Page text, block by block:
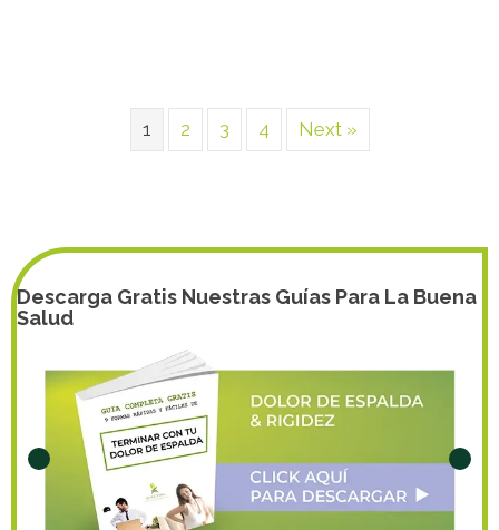
1 2 3 4 Next »
Descarga Gratis Nuestras Guías Para La Buena
Salud